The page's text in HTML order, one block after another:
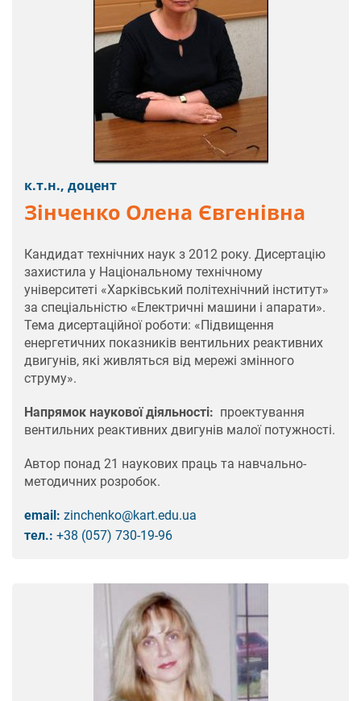
к.т.н., доцент
Зінченко Олена Євгенівна
Кандидат технічних наук з 2012 року. Дисертацію
захистила у Національному технічному
університеті «Харківський політехнічний інститут»
за спеціальністю «Електричні машини і апарати».
Тема дисертаційної роботи: «Підвищення
енергетичних показників вентильних реактивних
двигунів, які живляться від мережі змінного
струму».
Напрямок наукової діяльності: проектування
вентильних реактивних двигунів малої потужності.
Автор понад 21 наукових праць та навчально-
методичних розробок.
email: zіnchenko@kart.edu.ua
тел.: +38 (057) 730-19-96